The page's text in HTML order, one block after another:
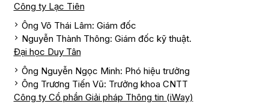
Công ty Lạc Tiên
Ông Võ Thái Lâm: Giám đốc
Nguyễn Thành Thông: Giám đốc kỹ thuật.
Đại học Duy Tân
Ông Nguyễn Ngọc Minh: Phó hiệu trưởng
Ông Trương Tiến Vũ: Trưởng khoa CNTT
Công ty Cổ phần Giải pháp Thông tin (iWay)